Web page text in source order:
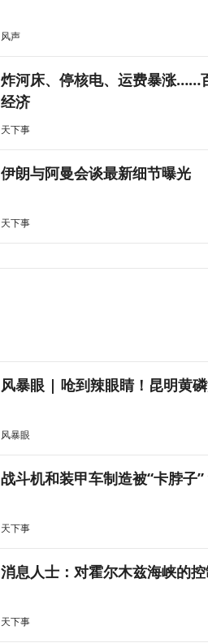
风声
炸河床、停核电、运费暴涨……
经济
天下事
伊朗与阿曼会谈最新细节曝光
天下事
风暴眼 | 呛到辣眼睛！昆明黄
风暴眼
战斗机和装甲车制造被“卡脖子
天下事
消息人士：对霍尔木兹海峡的
天下事